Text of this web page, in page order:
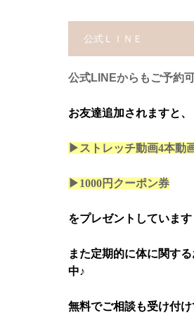
公式ＬＩＮＥ
公式LINEからもご予約可
お友達追加されますと、
▶ストレッチ動画4本動
▶1000円クーポン券
をプレゼントしています
また定期的に体に関す
中♪
無料でご相談も受け付